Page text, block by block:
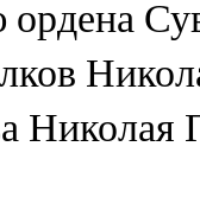
Николая